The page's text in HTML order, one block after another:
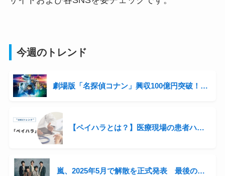
今週のトレンド
劇場版「名探偵コナン」興収100億円突破！シリーズ3年連続の快挙と青山剛昌の収入事情に迫る
【ペイハラとは？】医療現場の患者ハラスメントが話題に
嵐、2025年5月で解散を正式発表 最後の全国ツアー開催へ「感謝を直接伝えたい」